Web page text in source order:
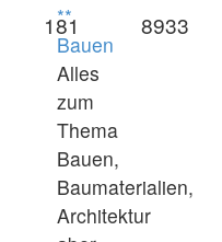
**
Bauen
Alles
zum
Thema
Bauen,
Baumaterialien,
Architektur
181 8933